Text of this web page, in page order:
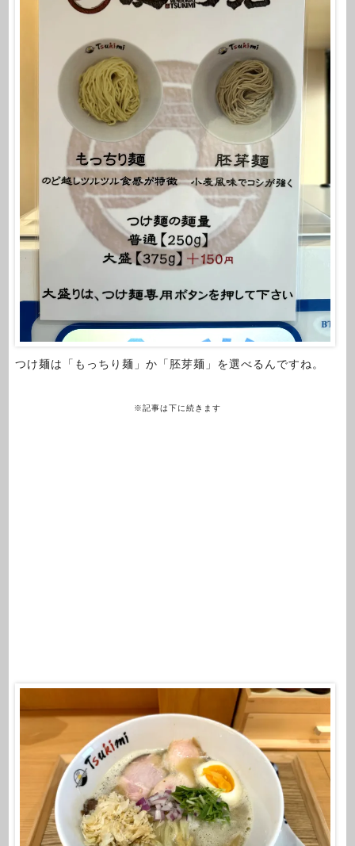
つけ麺は「もっちり麺」か「胚芽麺」を選べるんですね。
※記事は下に続きます